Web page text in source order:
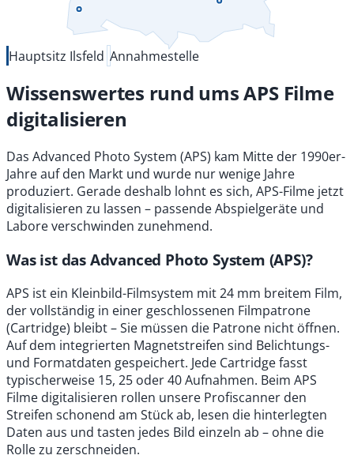
Hauptsitz Ilsfeld Annahmestelle
Wissenswertes rund ums APS Filme
digitalisieren
Das Advanced Photo System (APS) kam Mitte der 1990er-
Jahre auf den Markt und wurde nur wenige Jahre
produziert. Gerade deshalb lohnt es sich, APS-Filme jetzt
digitalisieren zu lassen – passende Abspielgeräte und
Labore verschwinden zunehmend.
Was ist das Advanced Photo System (APS)?
APS ist ein Kleinbild-Filmsystem mit 24 mm breitem Film,
der vollständig in einer geschlossenen Filmpatrone
(Cartridge) bleibt – Sie müssen die Patrone nicht öffnen.
Auf dem integrierten Magnetstreifen sind Belichtungs-
und Formatdaten gespeichert. Jede Cartridge fasst
typischerweise 15, 25 oder 40 Aufnahmen. Beim APS
Filme digitalisieren rollen unsere Profiscanner den
Streifen schonend am Stück ab, lesen die hinterlegten
Daten aus und tasten jedes Bild einzeln ab – ohne die
Rolle zu zerschneiden.